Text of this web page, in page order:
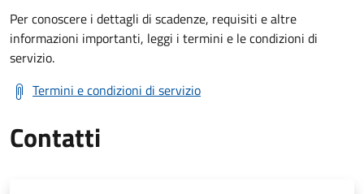
Per conoscere i dettagli di scadenze, requisiti e altre
informazioni importanti, leggi i termini e le condizioni di
servizio.
Termini e condizioni di servizio
Contatti